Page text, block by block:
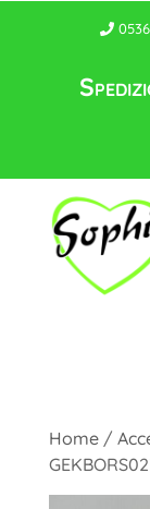
Home/